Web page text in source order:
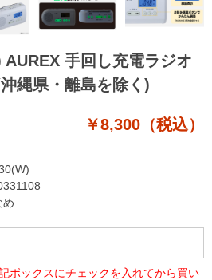
手回し充電ラジオ
縄県・離島を除く)
￥8,300（税込）
め
ボックスにチェックを入れてから買い